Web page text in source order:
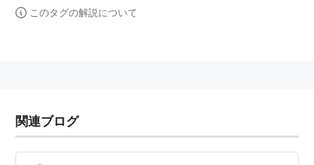
このタグの解説について
関連ブログ